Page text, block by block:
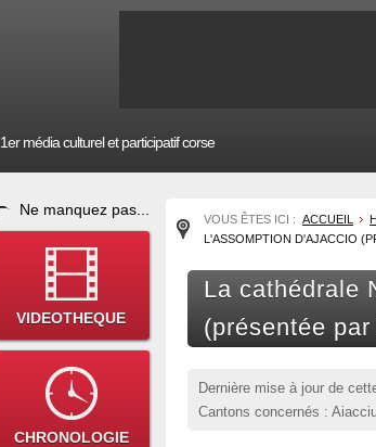
1er média culturel et participatif corse
Ne manquez pas...
VIDEOTHEQUE
CHRONOLOGIE
VOUS ÊTES ICI : ACCUEIL
L'ASSOMPTION D'AJACCIO
La cathédrale
(présentée
Dernière mise à jour de
Cantons concernés :